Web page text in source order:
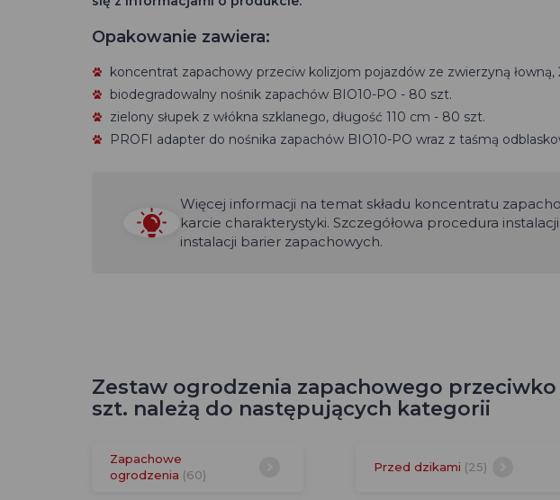
Opakowanie zawiera:
koncentrat zapachowy przeciw kolizjom pojazdów ze zwierzyną łowną,
biodegradowalny nośnik zapachów BIO10-PO - 80 szt.
zielony słupek z włókna szklanego, długość 110 cm - 80 szt.
PROFI adapter do nośnika zapachów BIO10-PO wraz z taśmą
Więcej informacji na temat składu koncentratu
karcie charakterystyki. Szczegółowa procedura
instalacji barier zapachowych.
Zestaw ogrodzenia zapachowego
szt. należą do następujących kategorii
Zapachowe
ogrodzenia (60)
Przed dzikami (25)